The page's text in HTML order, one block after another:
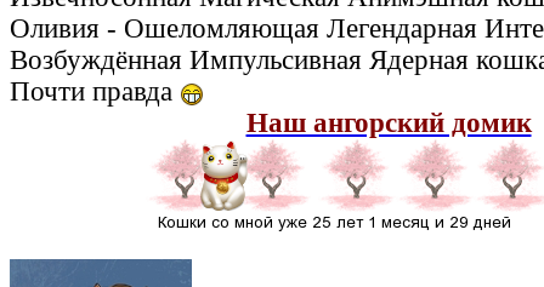
Оливия - Ошеломляющая Легендарная
Возбуждённая Импульсивная Ядерная
Почти правда
Наш ангорский домик